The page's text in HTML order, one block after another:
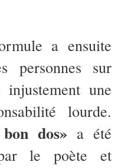
a ensuite
personnes sur
une
lourde.
dos» a été
le poète et